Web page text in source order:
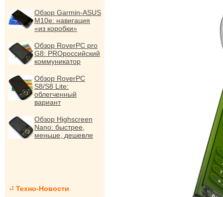
Обзор Garmin-ASUS
M10e: навигация
«из коробки»
Обзор RoverPC pro
G8: PROроссийский
коммуникатор
Обзор RoverPC
S8/S8 Lite:
облегченный
вариант
Обзор Highscreen
Nano: быстрее,
меньше, дешевле
Техно-Новости